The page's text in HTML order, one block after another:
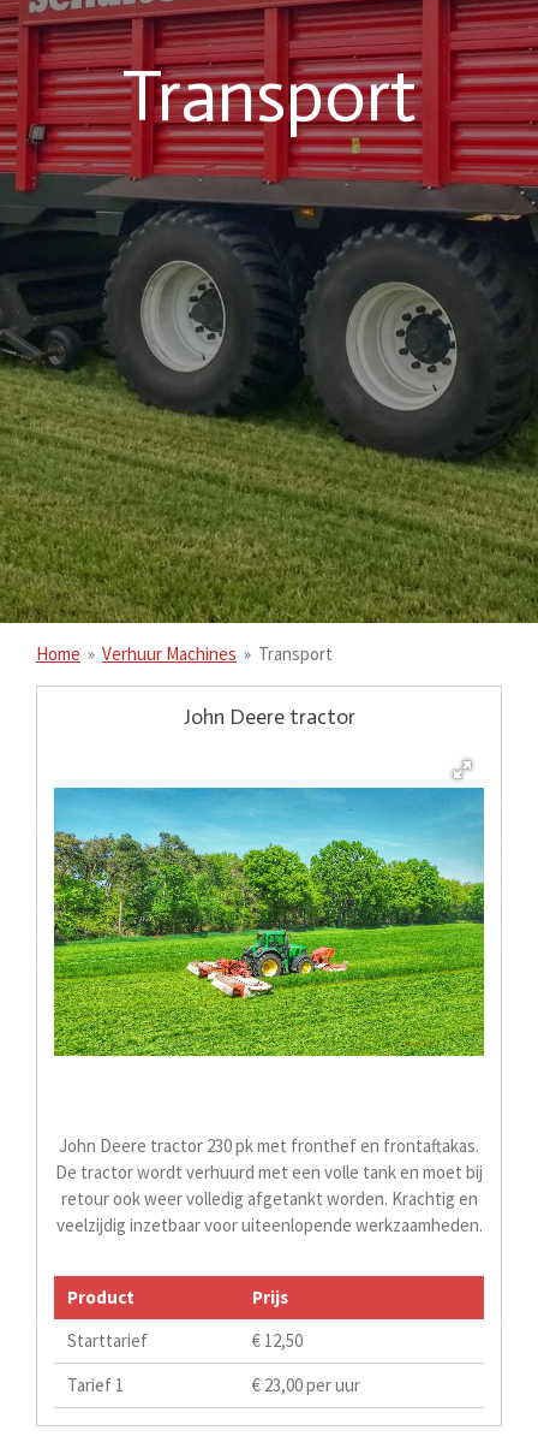
Transport
Home » Verhuur Machines » Transport
John Deere tractor
John Deere tractor 230 pk met fronthef en frontaftakas.
De tractor wordt verhuurd met een volle tank en moet bij
retour ook weer volledig afgetankt worden. Krachtig en
veelzijdig inzetbaar voor uiteenlopende werkzaamheden.
Product
Prijs
Starttarief
€ 12,50
Tarief 1
€ 23,00 per uur